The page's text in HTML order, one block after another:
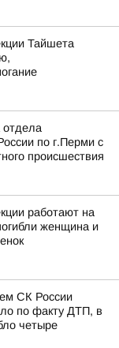
Тайшета
отдела
по г.Перми с
происшествия
работают на
женщина и
СК России
по факту ДТП, в
четыре